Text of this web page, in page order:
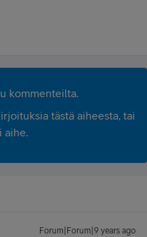
kommenteilta.
tästä aiheesta, tai
aihe.
Forum|Forum|9 years ago